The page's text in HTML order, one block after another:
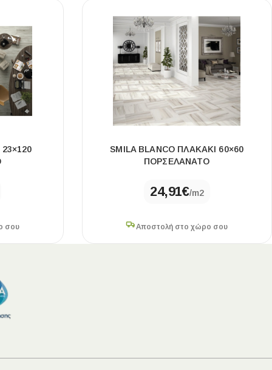
σου
SMILA BLANCO ΠΛΑΚΑΚΙ 60×60
ΠΟΡΣΕΛΑΝΑΤΟ
24,91€/m2
Αποστολή στο χώρο σου